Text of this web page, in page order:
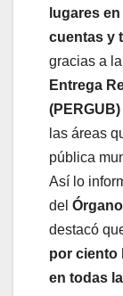
lugares
cuentas y
gracias a
Entrega
(PERGUB)
las áreas
pública
Así lo
del
destacó
por ciento
en todas